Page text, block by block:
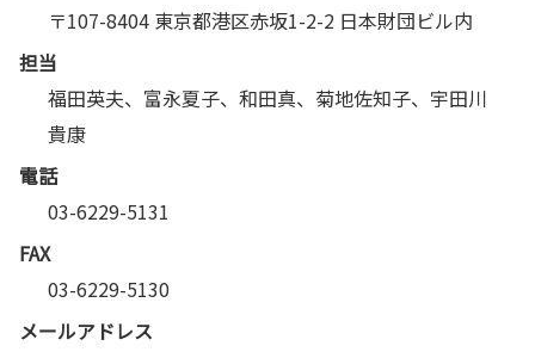
〒107-8404 東京都港区赤坂1-2-2 日本財団ビル内
担当
福田英夫、富永夏子、和田真、菊地佐知子、宇田川
貴康
電話
03-6229-5131
FAX
03-6229-5130
メールアドレス